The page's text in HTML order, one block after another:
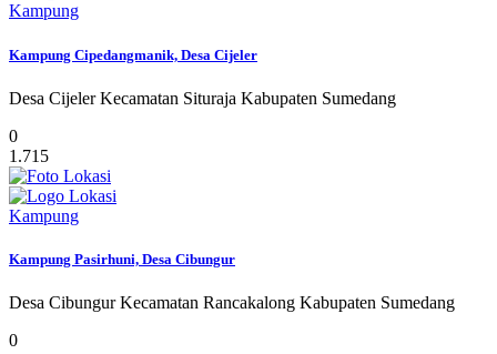
Kampung
Kampung Cipedangmanik, Desa Cijeler
Desa Cijeler Kecamatan Situraja Kabupaten Sumedang
0
1.715
Kampung
Kampung Pasirhuni, Desa Cibungur
Desa Cibungur Kecamatan Rancakalong Kabupaten Sumedang
0